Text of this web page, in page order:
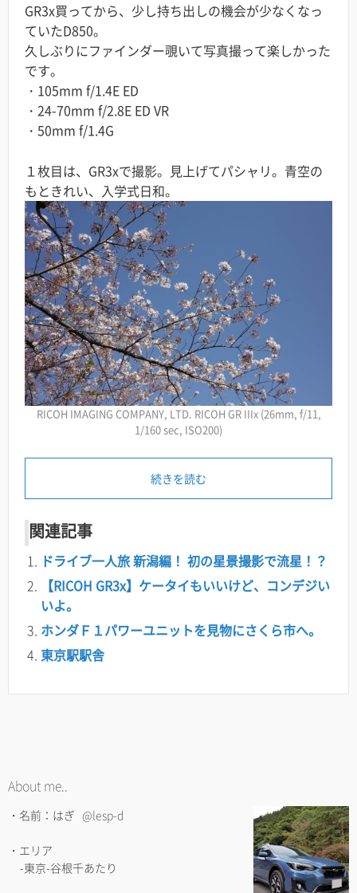
GR3x買ってから、少し持ち出しの機会が少なくなっ
ていたD850。
久しぶりにファインダー覗いて写真撮って楽しかった
です。
・ 105mm f/1.4E ED
・24-70mm f/2.8E ED VR
・ 50mm f/1.4G
１枚目は、GR3xで撮影。見上げてパシャリ。青空の
もときれい、入学式日和。
RICOH IMAGING COMPANY, LTD. RICOH GR IIIx (26mm, f/11,
1/160 sec, ISO200)
続きを読む
関連記事
ドライブ一人旅 新潟編！ 初の星景撮影で流星！？
【RICOH GR3x】ケータイもいいけど、コンデジい
いよ。
ホンダＦ１パワーユニットを見物にさくら市へ。
東京駅駅舎
About me..
・名前：はぎ @lesp-d
・エリア
-東京-谷根千あたり